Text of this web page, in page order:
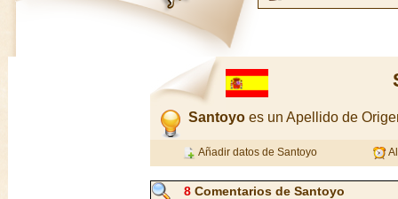
Santoyo es un Apellido de
Añadir datos de Santoyo
8 Comentarios de Santoyo